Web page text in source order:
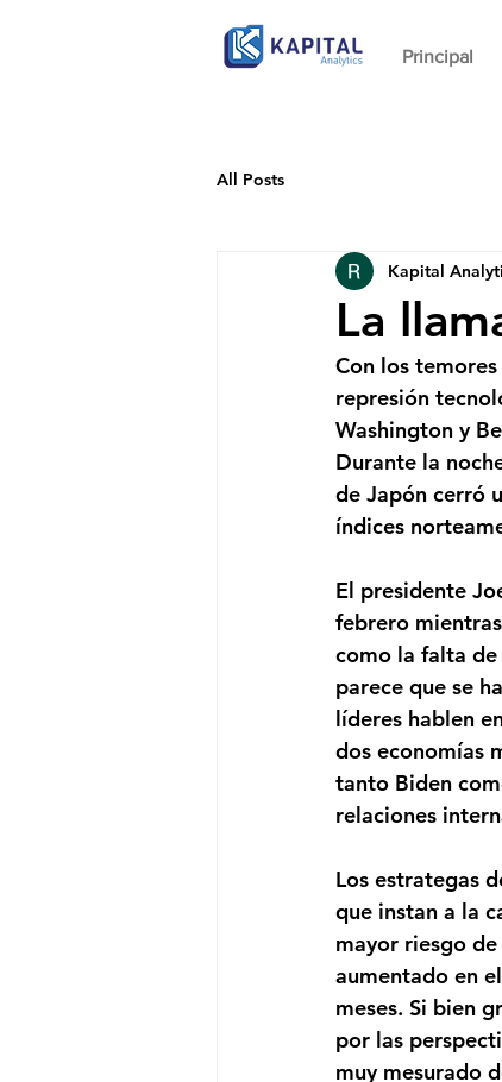
Principal
All Posts
La
Kapital
Con los
represión
Washington y
Durante la
de Japón cerró
índices
El presidente
febrero
como la falta de
parece que se
líderes hablen
dos economías
tanto Biden
relaciones
Los estrategas
que instan a la
mayor riesgo
aumentado en
meses. Si bien
por las
muy mesurado